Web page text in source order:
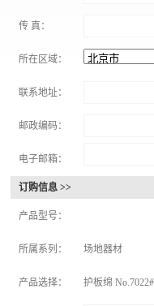
传 真：
所在区域：
联系地址：
邮政编码：
电子邮箱：
订购信息 >>
产品型号：
所属系列： 场地器材
产品选择： 护板绵 No.7022#